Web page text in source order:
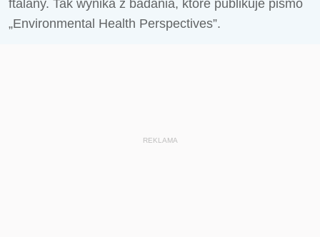
ftalany. Tak wynika z badania, które publikuje pismo
„Environmental Health Perspectives”.
REKLAMA